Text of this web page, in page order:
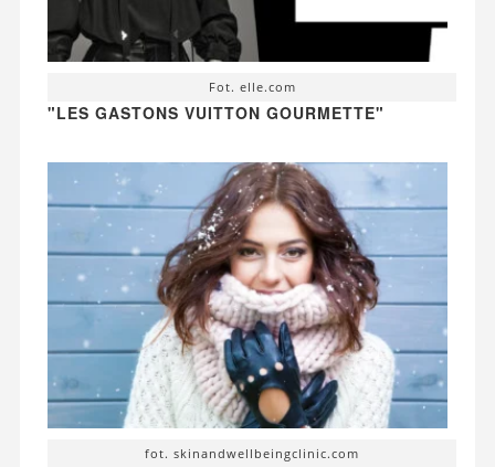
Fot. elle.com
"LES GASTONS VUITTON GOURMETTE"
fot. skinandwellbeingclinic.com